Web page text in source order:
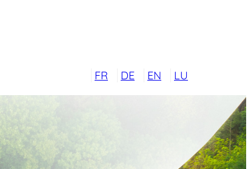
FR DE EN LU